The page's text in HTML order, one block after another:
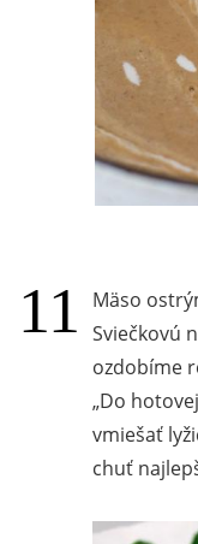
Mäso
Sviečkovú
ozdobíme
Do
vmiešať
chuť